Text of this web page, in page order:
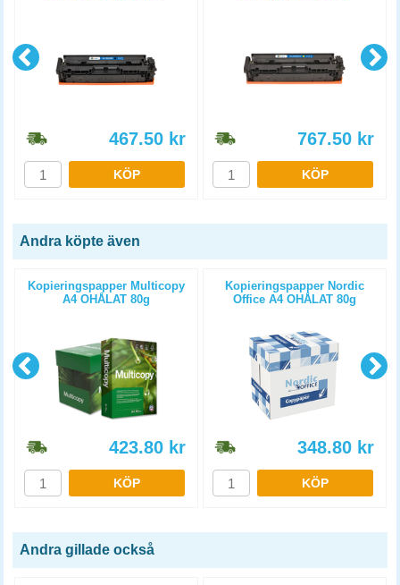
467.50 kr
KÖP
767.50 kr
KÖP
Andra köpte även
Kopieringspapper Multicopy
A4 OHÅLAT 80g
423.80 kr
KÖP
Kopieringspapper Nordic
Office A4 OHÅLAT 80g
348.80 kr
KÖP
Andra gillade också